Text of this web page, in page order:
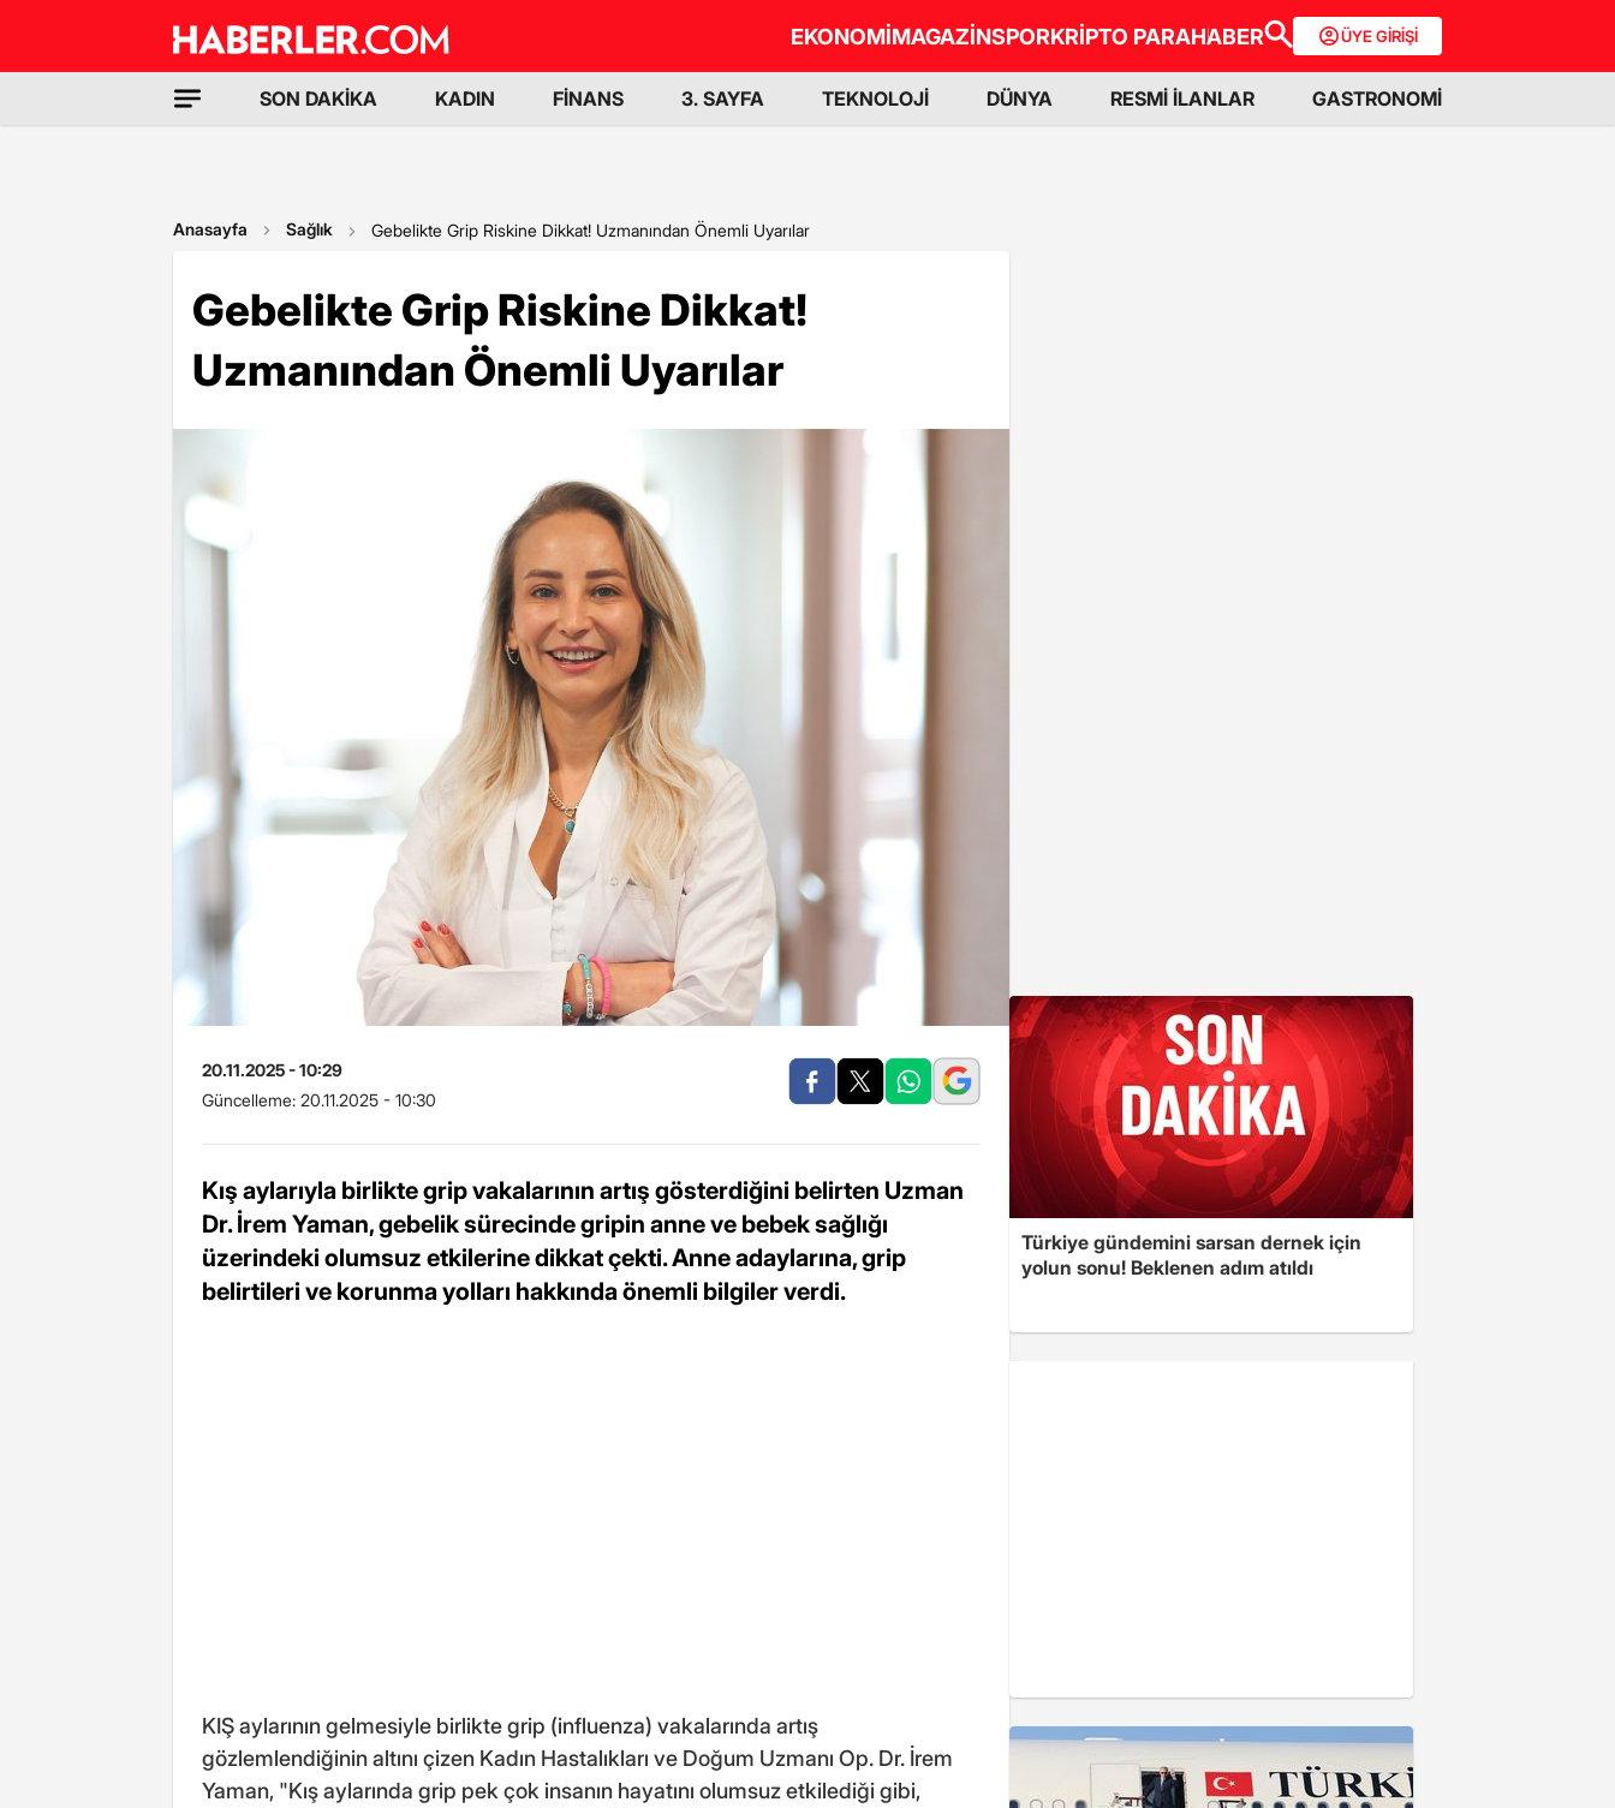
EKONOMİMAGAZİNSPORKRİPTO PARAHABER ÜYE GİRİŞİ
SON DAKİKA KADIN FİNANS 3. SAYFA TEKNOLOJİ DÜNYA RESMİ İLANLAR GASTRONOMİ
Anasayfa Sağlık Gebelikte Grip Riskine Dikkat! Uzmanından Önemli Uyarılar
Gebelikte Grip Riskine Dikkat!
Uzmanından Önemli Uyarılar
20.11.2025 - 10:29
Güncelleme: 20.11.2025 - 10:30
Kış aylarıyla birlikte grip vakalarının artış gösterdiğini belirten Uzman
Dr. İrem Yaman, gebelik sürecinde gripin anne ve bebek sağlığı
üzerindeki olumsuz etkilerine dikkat çekti. Anne adaylarına, grip
belirtileri ve korunma yolları hakkında önemli bilgiler verdi.
KIŞ aylarının gelmesiyle birlikte grip (influenza) vakalarında artış
gözlemlendiğinin altını çizen Kadın Hastalıkları ve Doğum Uzmanı Op. Dr. İrem
Yaman, "Kış aylarında grip pek çok insanın hayatını olumsuz etkilediği gibi,
Türkiye gündemini sarsan dernek için
yolun sonu! Beklenen adım atıldı